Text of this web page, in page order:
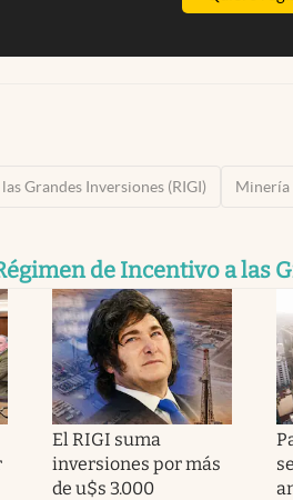
Grandes Inversiones (RIGI) Minería
de Incentivo a las
El RIGI suma
inversiones por más
de u$s 3.000